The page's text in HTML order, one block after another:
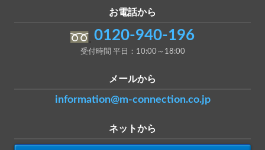
お電話から
0120-940-196
受付時間 平日：10:00～18:00
メールから
information@m-connection.co.jp
ネットから